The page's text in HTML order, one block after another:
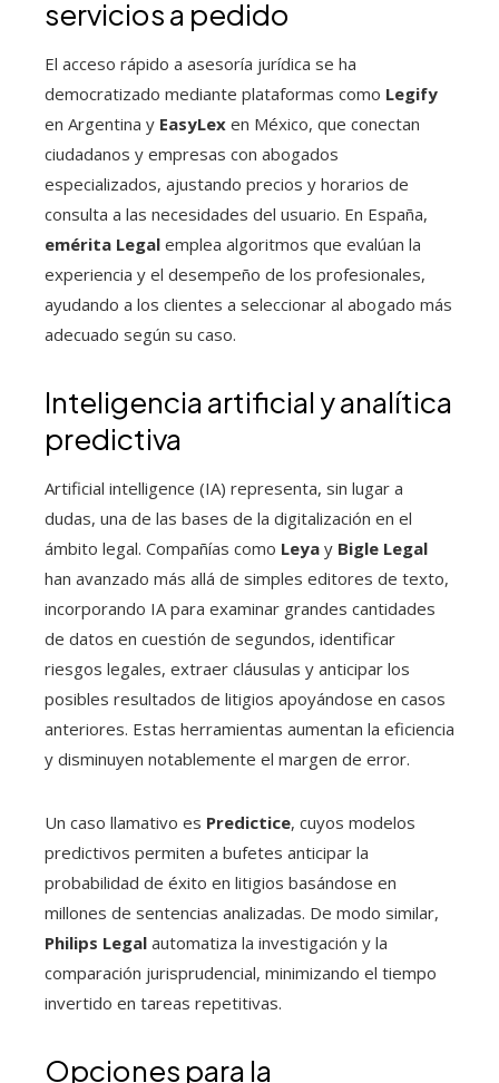
servicios a pedido
El acceso rápido a asesoría jurídica se ha
democratizado mediante plataformas como Legify
en Argentina y EasyLex en México, que conectan
ciudadanos y empresas con abogados
especializados, ajustando precios y horarios de
consulta a las necesidades del usuario. En España,
emérita Legal emplea algoritmos que evalúan la
experiencia y el desempeño de los profesionales,
ayudando a los clientes a seleccionar al abogado más
adecuado según su caso.
Inteligencia artificial y analítica
predictiva
Artificial intelligence (IA) representa, sin lugar a
dudas, una de las bases de la digitalización en el
ámbito legal. Compañías como Leya y Bigle Legal
han avanzado más allá de simples editores de texto,
incorporando IA para examinar grandes cantidades
de datos en cuestión de segundos, identificar
riesgos legales, extraer cláusulas y anticipar los
posibles resultados de litigios apoyándose en casos
anteriores. Estas herramientas aumentan la eficiencia
y disminuyen notablemente el margen de error.
Un caso llamativo es Predictice, cuyos modelos
predictivos permiten a bufetes anticipar la
probabilidad de éxito en litigios basándose en
millones de sentencias analizadas. De modo similar,
Philips Legal automatiza la investigación y la
comparación jurisprudencial, minimizando el tiempo
invertido en tareas repetitivas.
Opciones para la